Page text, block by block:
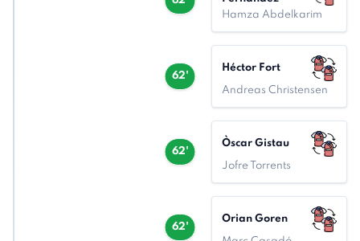
Hamza Abdelkarim
62'
Héctor Fort
Andreas Christensen
62'
Òscar Gistau
Jofre Torrents
62'
Orian Goren